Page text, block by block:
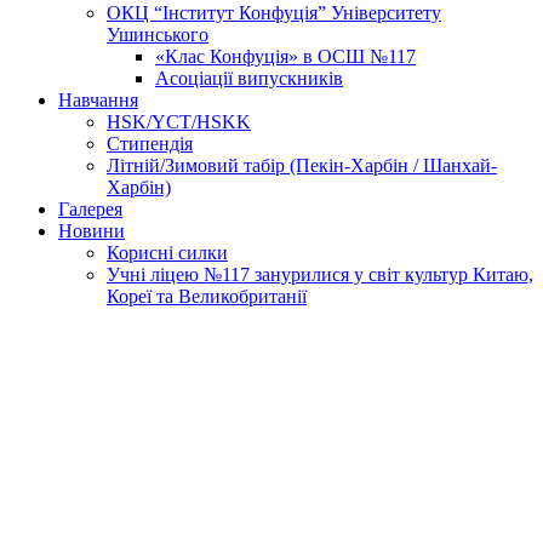
ОКЦ “Інститут Конфуція” Університету
Ушинського
«Клас Конфуція» в ОСШ №117
Асоціації випускників
Навчання
HSK/YCT/HSKK
Стипендія
Літній/Зимовий табір (Пекін-Харбін / Шанхай-
Харбін)
Галерея
Новини
Корисні силки
Учні ліцею №117 занурилися у світ культур Китаю,
Кореї та Великобританії